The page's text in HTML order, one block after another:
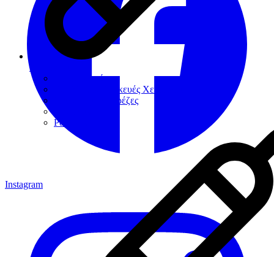
Χειρουργική
Αιμοστατικά
Βοηθήματα-Συσκευές Χειρουργικής
Χειρουργικές Φρέζες
Ράµµατα
Instagram